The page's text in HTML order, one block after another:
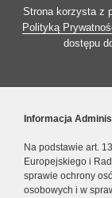
Strona korzysta z
Polityką
dostępu
Informacja
Na podstawie art.
Europejskiego i
sprawie ochrony
osobowych i w